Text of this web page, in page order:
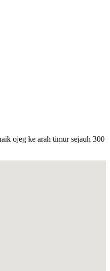
ojeg ke arah timur sejauh 300